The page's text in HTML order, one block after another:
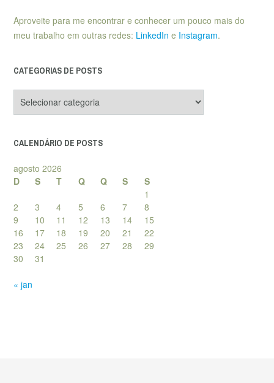
Aproveite para me encontrar e conhecer um pouco mais do
meu trabalho em outras redes: LinkedIn e Instagram.
CATEGORIAS DE POSTS
de
CALENDÁRIO DE POSTS
agosto 2026
D
S T Q Q S
S
1
2
3 4 5 6 7
8
9
10 11 12 13 14
15
16
17 18 19 20 21
22
23
24 25 26 27 28
29
30
31
« jan